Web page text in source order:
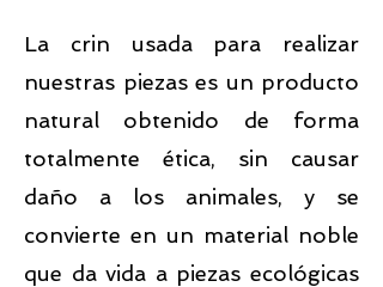
La crin usada para realizar
nuestras piezas es un producto
natural obtenido de forma
totalmente ética, sin causar
daño a los animales, y se
convierte en un material noble
que da vida a piezas ecológicas